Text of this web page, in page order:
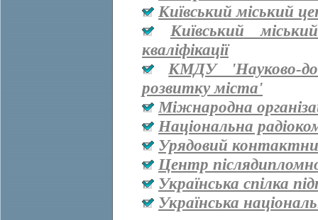
Київський міський
Київський
кваліфікації
КМДУ 'Науково-
розвитку міста'
Міжнародна
Національна
Урядовий
Центр
Українська спілка
Українська